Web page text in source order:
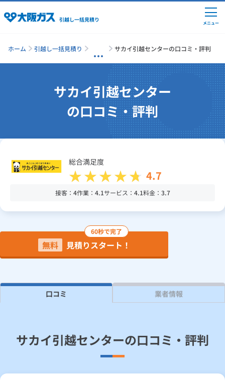
引越し一括見積り
引越しの準備
引越し費用の相場
引越し業者ランキング
引越し見積りシミュレーション
見積り依頼
Daigasコラム
メニュー
ホーム 引越し一括見積り サカイ引越センターの口コミ・評判
サカイ引越センター
の口コミ・評判
総合満足度
4.7
接客： 4作業： 4.1サービス： 4.1料金： 3.7
60秒で完了
無料 見積りスタート！
口コミ 業者情報
サカイ引越センターの口コミ・評判